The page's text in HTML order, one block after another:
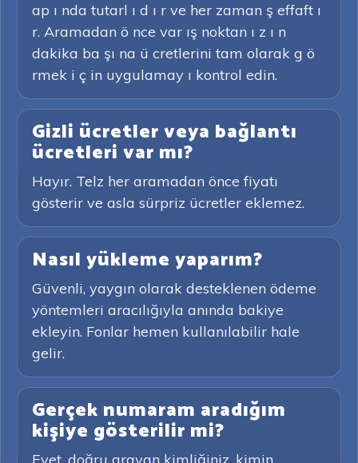
ap ı nda tutarl ı d ı r ve her zaman ş effaft ı
r. Aramadan ö nce var ış noktan ı z ı n
dakika ba şı na ü cretlerini tam olarak g ö
rmek i ç in uygulamay ı kontrol edin.
Gizli ücretler veya bağlantı
ücretleri var mı?
Hayır. Telz her aramadan önce fiyatı
gösterir ve asla sürpriz ücretler eklemez.
Nasıl yükleme yaparım?
Güvenli, yaygın olarak desteklenen ödeme
yöntemleri aracılığıyla anında bakiye
ekleyin. Fonlar hemen kullanılabilir hale
gelir.
Gerçek numaram aradığım
kişiye gösterilir mi?